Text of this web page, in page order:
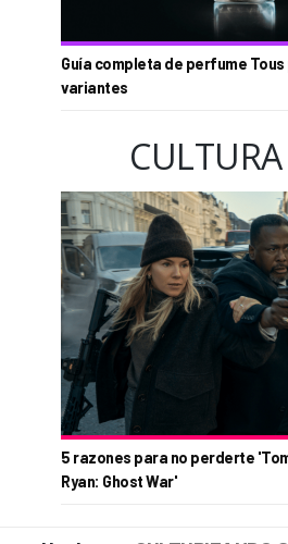
Guía completa de perfume
variantes
5 razones para no perderte
Ryan: Ghost War'